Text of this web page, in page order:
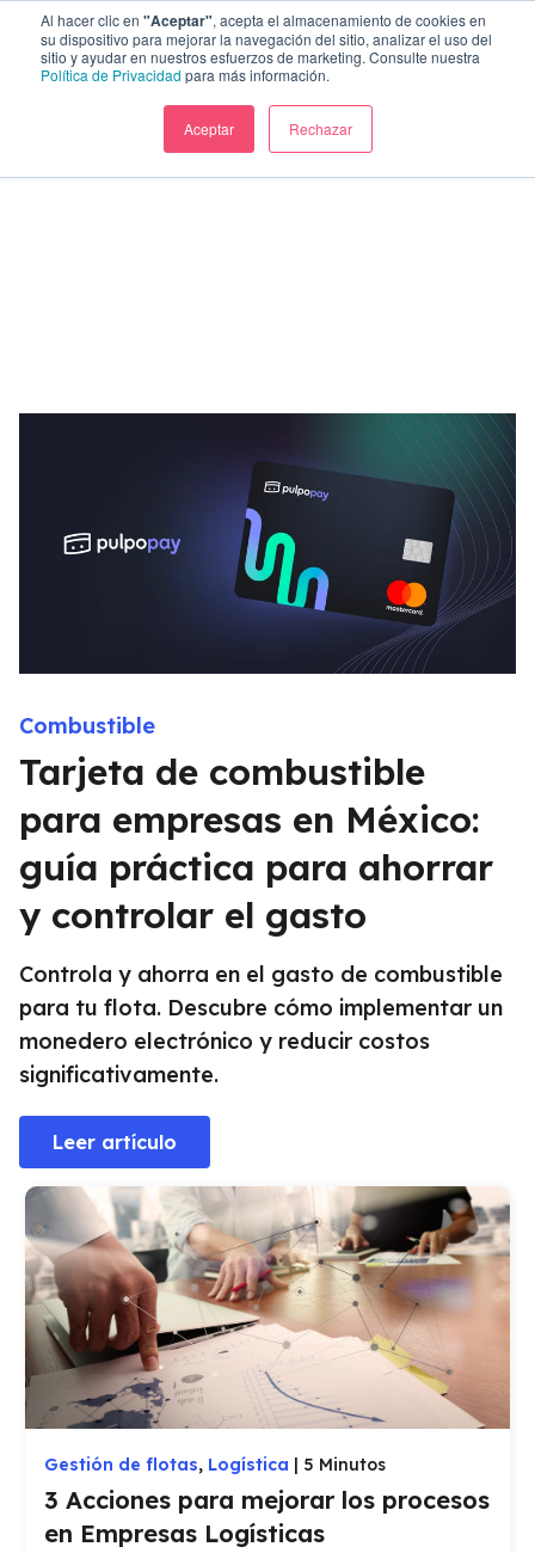
Al hacer clic en "Aceptar", acepta el almacenamiento de cookies en
su dispositivo para mejorar la navegación del sitio, analizar el uso del
sitio y ayudar en nuestros esfuerzos de marketing. Consulte nuestra
Política de Privacidad para más información.
Aceptar Rechazar
Combustible
Tarjeta de combustible
para empresas en México:
guía práctica para ahorrar
y controlar el gasto
Controla y ahorra en el gasto de combustible
para tu flota. Descubre cómo implementar un
monedero electrónico y reducir costos
significativamente.
Leer artículo
Gestión de flotas, Logística | 5 Minutos
3 Acciones para mejorar los procesos
en Empresas Logísticas